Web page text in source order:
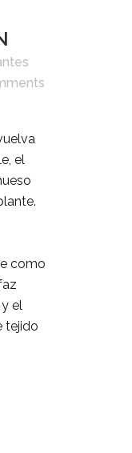
el
como
el
tejido